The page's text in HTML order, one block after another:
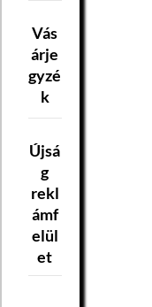
Vás
árje
gyzé
k
Újsá
g
rekl
ámf
elül
et